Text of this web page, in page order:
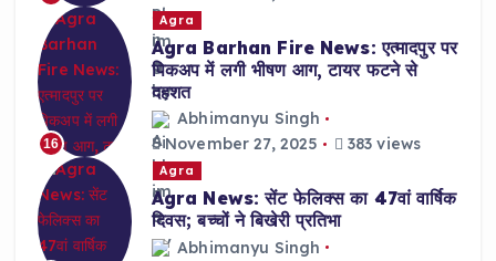
16
Agra
Agra Barhan Fire News: एत्मादपुर पर
पिकअप में लगी भीषण आग, टायर फटने से
दहशत
Abhimanyu Singh
November 27, 2025
383 views
Agra
Agra News: सेंट फेलिक्स का 47वां वार्षिक
दिवस; बच्चों ने बिखेरी प्रतिभा
Abhimanyu Singh